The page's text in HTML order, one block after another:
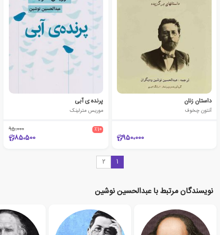
داستان زنان
آنتون چخوف
950،000
پرنده ی آبی
موریس مترلینک
٪10 95،000
85،500
1
2
نویسندگان مرتبط با عبدالحسین نوشین